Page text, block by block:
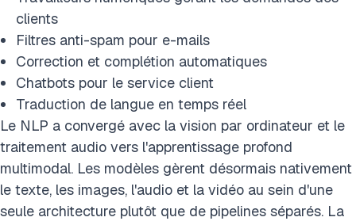
clients
Filtres anti-spam pour e-mails
Correction et complétion automatiques
Chatbots pour le service client
Traduction de langue en temps réel
Le NLP a convergé avec la vision par ordinateur et le
traitement audio vers l'apprentissage profond
multimodal. Les modèles gèrent désormais nativement
le texte, les images, l'audio et la vidéo au sein d'une
seule architecture plutôt que de pipelines séparés. La